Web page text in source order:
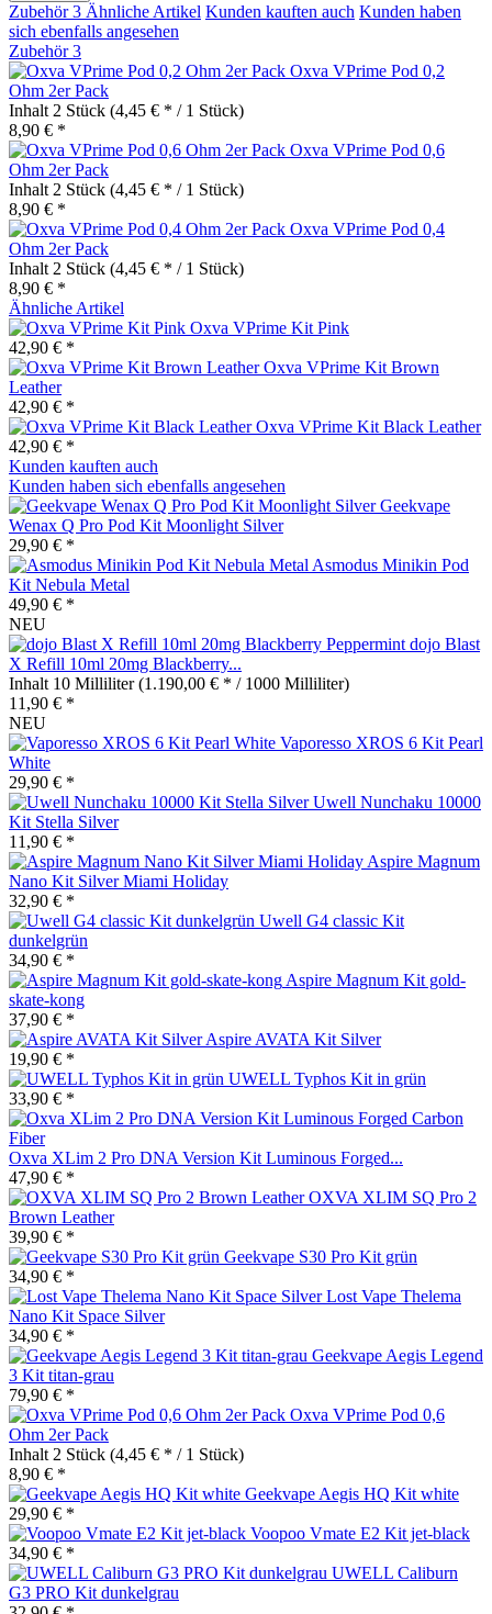
Zubehör3 Ähnliche Artikel Kunden kauften auch Kunden haben
sich ebenfalls angesehen
Zubehör3
Oxva VPrime Pod 0,2
Ohm 2er Pack
Inhalt 2 Stück (4,45 € * / 1 Stück)
8,90 € *
Oxva VPrime Pod 0,6
Ohm 2er Pack
Inhalt 2 Stück (4,45 € * / 1 Stück)
8,90 € *
Oxva VPrime Pod 0,4
Ohm 2er Pack
Inhalt 2 Stück (4,45 € * / 1 Stück)
8,90 € *
Ähnliche Artikel
Oxva VPrime Kit Pink
42,90 € *
Oxva VPrime Kit Brown
Leather
42,90 € *
Oxva VPrime Kit Black Leather
42,90 € *
Kunden kauften auch
Kunden haben sich ebenfalls angesehen
Geekvape
Wenax Q Pro Pod Kit Moonlight Silver
29,90 € *
Asmodus Minikin Pod
Kit Nebula Metal
49,90 € *
NEU
dojo Blast
X Refill 10ml 20mg Blackberry...
Inhalt 10 Milliliter(1.190,00 € * / 1000 Milliliter)
11,90 € *
NEU
Vaporesso XROS 6 Kit Pearl
White
29,90 € *
Uwell Nunchaku 10000
Kit Stella Silver
11,90 € *
Aspire Magnum
Nano Kit Silver Miami Holiday
32,90 € *
Uwell G4 classic Kit
dunkelgrün
34,90 € *
Aspire Magnum Kit gold-
skate-kong
37,90 € *
Aspire AVATA Kit Silver
19,90 € *
UWELL Typhos Kit in grün
33,90 € *
Oxva XLim 2 Pro DNA Version Kit Luminous Forged...
47,90 € *
OXVA XLIM SQ Pro 2
Brown Leather
39,90 € *
Geekvape S30 Pro Kit grün
34,90 € *
Lost Vape Thelema
Nano Kit Space Silver
34,90 € *
Geekvape Aegis Legend
3 Kit titan-grau
79,90 € *
Oxva VPrime Pod 0,6
Ohm 2er Pack
Inhalt 2 Stück (4,45 € * / 1 Stück)
8,90 € *
Geekvape Aegis HQ Kit white
29,90 € *
Voopoo Vmate E2 Kit jet-black
34,90 € *
UWELL Caliburn
G3 PRO Kit dunkelgrau